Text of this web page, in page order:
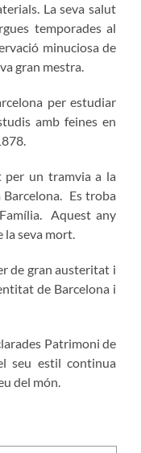
La seva salut
temporades al
minuciosa de
gran mestra.
per estudiar
amb feines en
per un tramvia a la
Es troba
Aquest any
la seva mort.
de gran austeritat i
de Barcelona i
Patrimoni de
seu estil continua
del món.